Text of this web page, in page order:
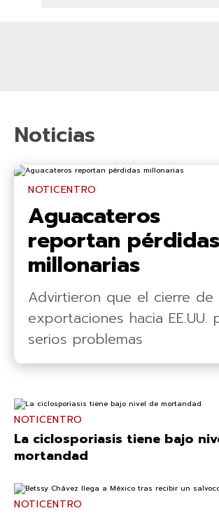
Noticias
NOTICENTRO
Aguacateros
reportan pérdidas
millonarias
Advirtieron que el cierre de
exportaciones hacia EE.UU.
serios problemas
NOTICENTRO
La ciclosporiasis tiene bajo
mortandad
NOTICENTRO